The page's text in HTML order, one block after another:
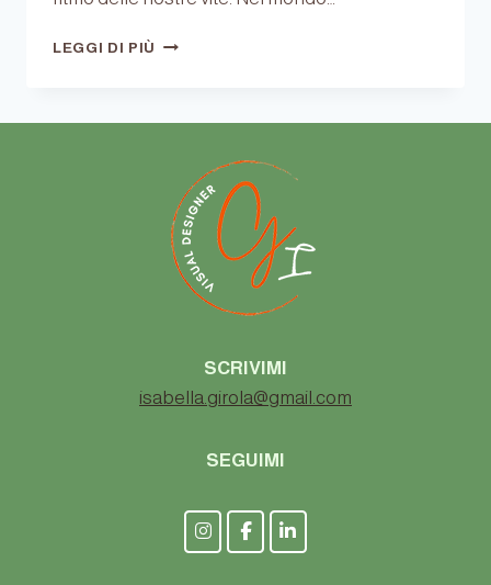
LEGGI DI PIÙ
SISTEMI
PRINCIPALI
SCRIVIMI
isabella.girola@gmail.com
SEGUIMI